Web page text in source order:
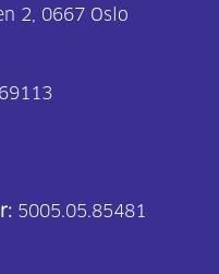
2, 0667 Oslo
5005.05.85481